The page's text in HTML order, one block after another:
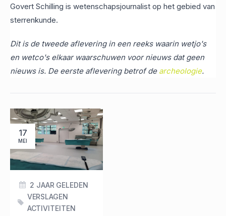
Govert Schilling is wetenschapsjournalist op het gebied van
sterrenkunde.
Dit is de tweede aflevering in een reeks waarin wetjo's
en wetco's elkaar waarschuwen voor nieuws dat geen
nieuws is. De eerste aflevering betrof de archeologie.
17
MEI
2 JAAR GELEDEN
VERSLAGEN
ACTIVITEITEN